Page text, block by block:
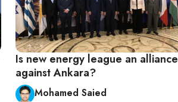
Is new energy league an alliance
against Ankara?
Mohamed Saied